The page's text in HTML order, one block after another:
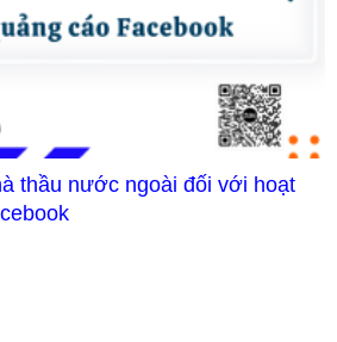
thầu nước ngoài đối với hoạt